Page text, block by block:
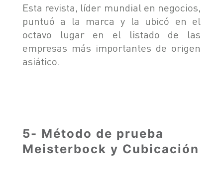
Esta revista, líder mundial en negocios,
puntuó a la marca y la ubicó en el
octavo lugar en el listado de las
empresas más importantes de origen
asiático.
5- Método de prueba
Meisterbock y Cubicación